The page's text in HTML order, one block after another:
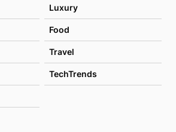
Luxury
Food
Travel
TechTrends